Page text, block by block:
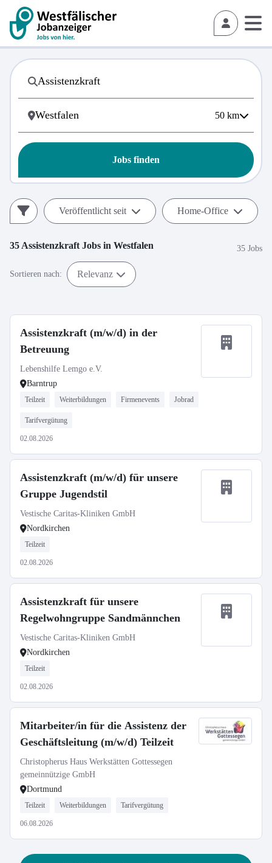
50 km
Jobs finden
Veröffentlicht seit Home-Office
35 Assistenzkraft Jobs in Westfalen 35 Jobs
Sortieren nach: Relevanz
Assistenzkraft (m/w/d) in der
Betreuung
Lebenshilfe Lemgo e.V.
Barntrup
Teilzeit Weiterbildungen Firmenevents Jobrad
Tarifvergütung
02.08.2026
Assistenzkraft (m/w/d) für unsere
Gruppe Jugendstil
Vestische Caritas-Kliniken GmbH
Nordkirchen
Teilzeit
02.08.2026
Assistenzkraft für unsere
Regelwohngruppe Sandmännchen
Vestische Caritas-Kliniken GmbH
Nordkirchen
Teilzeit
02.08.2026
Mitarbeiter/in für die Assistenz der
Geschäftsleitung (m/w/d) Teilzeit
Christopherus Haus Werkstätten Gottessegen
gemeinnützige GmbH
Dortmund
Teilzeit Weiterbildungen Tarifvergütung
06.08.2026